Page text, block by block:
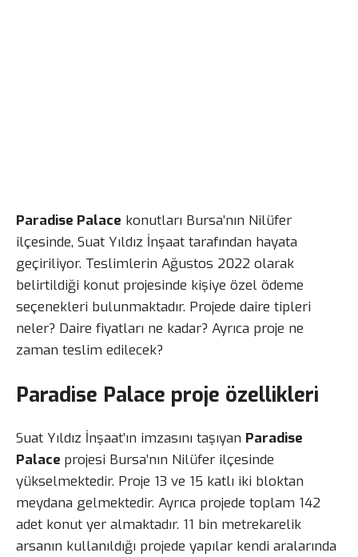
Paradise Palace konutları Bursa’nın Nilüfer
ilçesinde, Suat Yıldız İnşaat tarafından hayata
geçiriliyor. Teslimlerin Ağustos 2022 olarak
belirtildiği konut projesinde kişiye özel ödeme
seçenekleri bulunmaktadır. Projede daire tipleri
neler? Daire fiyatları ne kadar? Ayrıca proje ne
zaman teslim edilecek?
Paradise Palace proje özellikleri
Suat Yıldız İnşaat’ın imzasını taşıyan Paradise
Palace projesi Bursa’nın Nilüfer ilçesinde
yükselmektedir. Proje 13 ve 15 katlı iki bloktan
meydana gelmektedir. Ayrıca projede toplam 142
adet konut yer almaktadır. 11 bin metrekarelik
arsanın kullanıldığı projede yapılar kendi aralarında